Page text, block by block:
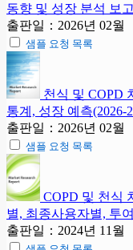
동향 및 성장 분석 보
출판일：2026년 02월
샘플 요청 목록
천식 및 COPD
통계, 성장 예측(2026-
출판일：2026년 02월
샘플 요청 목록
COPD 및 천식
별, 최종사용자별, 투
출판일：2024년 11월